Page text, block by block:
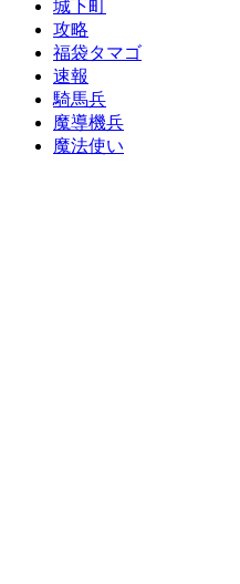
城下町
攻略
福袋タマゴ
速報
騎馬兵
魔導機兵
魔法使い